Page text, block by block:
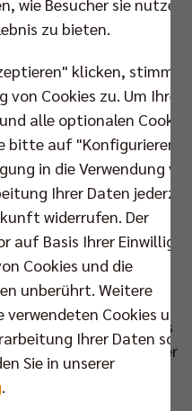
den Helios Grizzlys
Herrsching ließen mit
in den
aufhorchen. Seit
Ranner personell
klettern die Männer
kontinuierlich. Vor der
Herrschinger schon auf
Spiel weniger als
den Blick sogar noch
Prädikat „Team der
Ilic und seine
damit durchaus
Filip John ist unter
Jannes Wiesner
Der junge
zu bieten.
klicken, stimmen
von Cookies zu. Um Ihre
alle optionalen Cookies
bitte auf "Konfigurieren".
in die Verwendung
Ihrer Daten
widerrufen. Der
auf Basis Ihrer
Cookies und die
unberührt. Weitere
Cookies und
Ihrer Daten
Sie in unserer
.